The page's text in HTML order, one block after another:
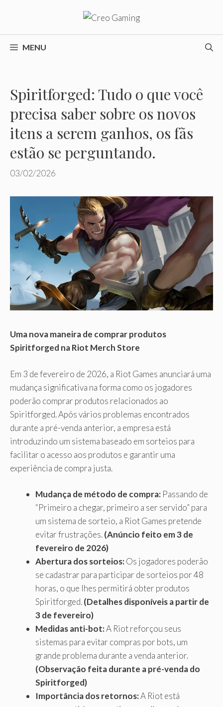
o
conteúdoMENU
Spiritforged: Tudo o que você
precisa saber sobre os novos
itens a serem ganhos, os fãs
estão se perguntando.
03/02/2026
Uma nova maneira de comprar produtos
Spiritforged na Riot Merch Store
Em 3 de fevereiro de 2026, a Riot Games anunciará uma
mudança significativa na forma como os jogadores
poderão comprar produtos relacionados ao
Spiritforged. Após vários problemas encontrados
durante a pré-venda anterior, a empresa está
introduzindo um sistema baseado em sorteios para
facilitar o acesso aos produtos e garantir uma
experiência de compra justa.
Mudança de método de compra: Passando de
“Primeiro a chegar, primeiro a ser servido” para
um sistema de sorteio, a Riot Games pretende
evitar frustrações.(Anúncio feito em 3 de
fevereiro de 2026)
Abertura dos sorteios:Os jogadores poderão
se cadastrar para participar de sorteios por 48
horas, o que lhes permitirá obter produtos
Spiritforged.(Detalhes disponíveis a partir de
3 de fevereiro)
Medidas anti-bot:A Riot reforçou seus
sistemas para evitar compras por bots, um
grande problema durante a venda anterior.
(Observação feita durante a pré-venda do
Spiritforged)
Importância dos retornos:A Riot está